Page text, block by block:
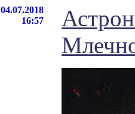
04.07.2018
16:57